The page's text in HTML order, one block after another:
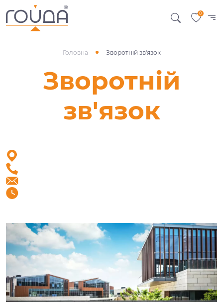
0
Головна Зворотній зв'язок
Зворотній
зв'язок